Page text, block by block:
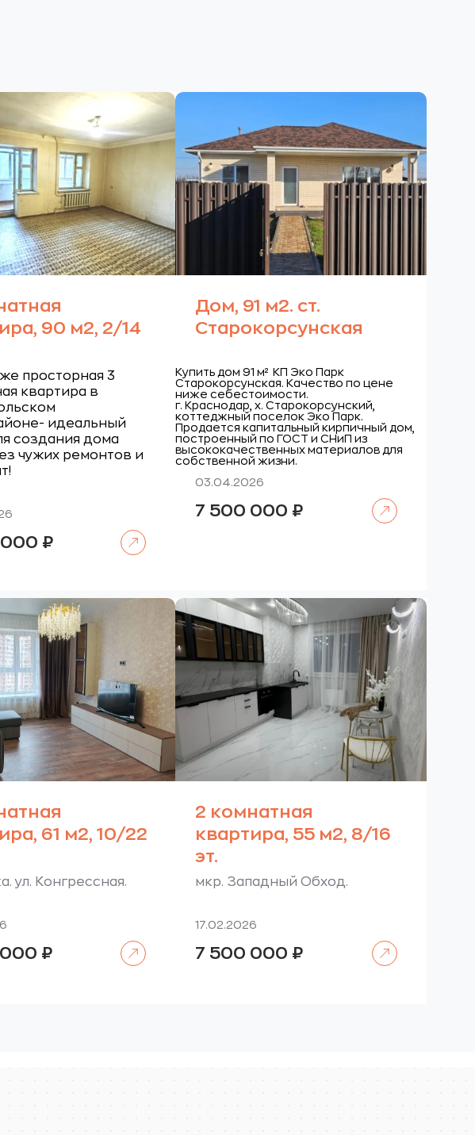
90 м2, 2/14
просторная 3
квартира в
идеальный
создания дома
чужих ремонтов и
₽
Дом, 91 м2. ст.
Старокорсунская
Купить дом 91 м² КП Эко Парк
Старокорсунская. Качество по цене
ниже себестоимости.
г. Краснодар, х. Старокорсунский,
коттеджный поселок Эко Парк.
Продается капитальный кирпичный дом,
построенный по ГОСТ и СНиП из
высококачественных материалов для
собственной жизни.
03.04.2026
7 500 000 ₽
61 м2, 10/22
ул. Конгрессная.
₽
2 комнатная
квартира, 55 м2, 8/16
эт.
мкр. Западный Обход.
17.02.2026
7 500 000 ₽